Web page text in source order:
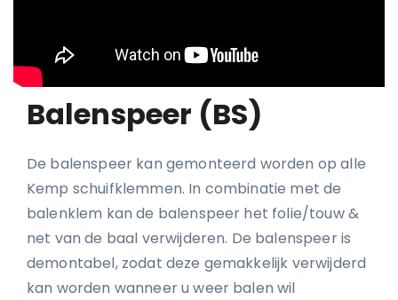
Balenspeer (BS)
De balenspeer kan gemonteerd worden op alle
Kemp schuifklemmen. In combinatie met de
balenklem kan de balenspeer het folie/touw &
net van de baal verwijderen. De balenspeer is
demontabel, zodat deze gemakkelijk verwijderd
kan worden wanneer u weer balen wil